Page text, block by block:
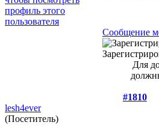
Сообщение
Для
#1810
lesh4ever
(Посетитель)